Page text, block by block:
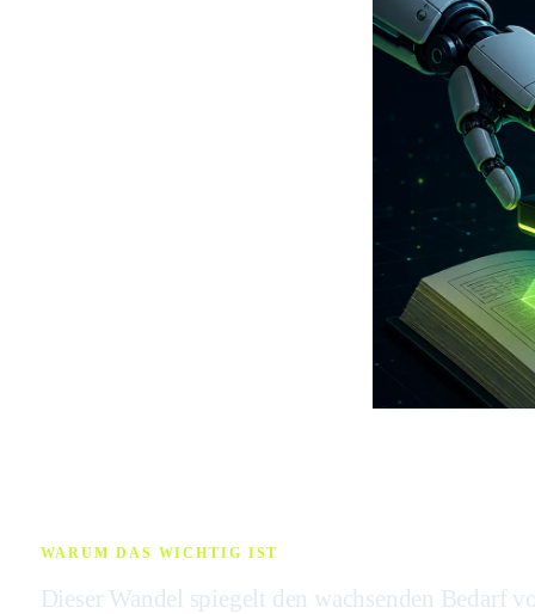
WARUM DAS WICHTIG IST
Dieser Wandel spiegelt den wachsenden Bedarf